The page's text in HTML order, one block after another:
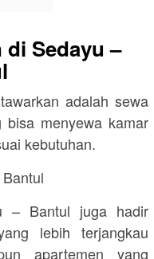
Sedayu –
adalah sewa
bisa menyewa kamar
kebutuhan.
– Bantul juga hadir
lebih terjangkau
apartemen yang